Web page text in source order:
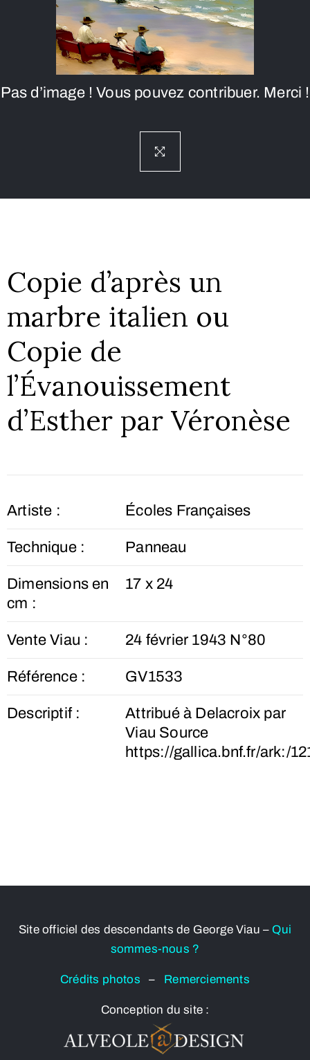
Pas d’image ! Vous pouvez contribuer. Merci !
Copie d’après un
marbre italien ou
Copie de
l’Évanouissement
d’Esther par Véronèse
Artiste : Écoles Françaises
Technique : Panneau
Dimensions en
cm :
17 x 24
Vente Viau : 24 février 1943 N°80
Référence : GV1533
Descriptif :
Attribué à Delacroix par
Viau Source
https://gallica.bnf.fr/ark:/
Site officiel des descendants de George Viau – Qui
sommes-nous ?
Crédits photos– Remerciements
Conception du site :